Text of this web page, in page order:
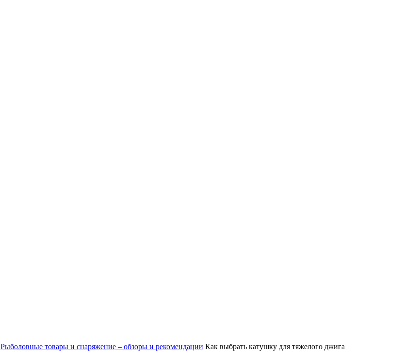
Рыболовные товары и снаряжение – обзоры и рекомендации Как выбрать катушку для тяжелого джига